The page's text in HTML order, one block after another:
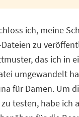
ich, meine
zu
das ich in
umgewandelt
für Damen. Um
testen, habe ich